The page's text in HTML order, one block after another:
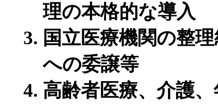
理の本格的な導入
国立医療機関の整
への委譲等
高齢者医療、介護